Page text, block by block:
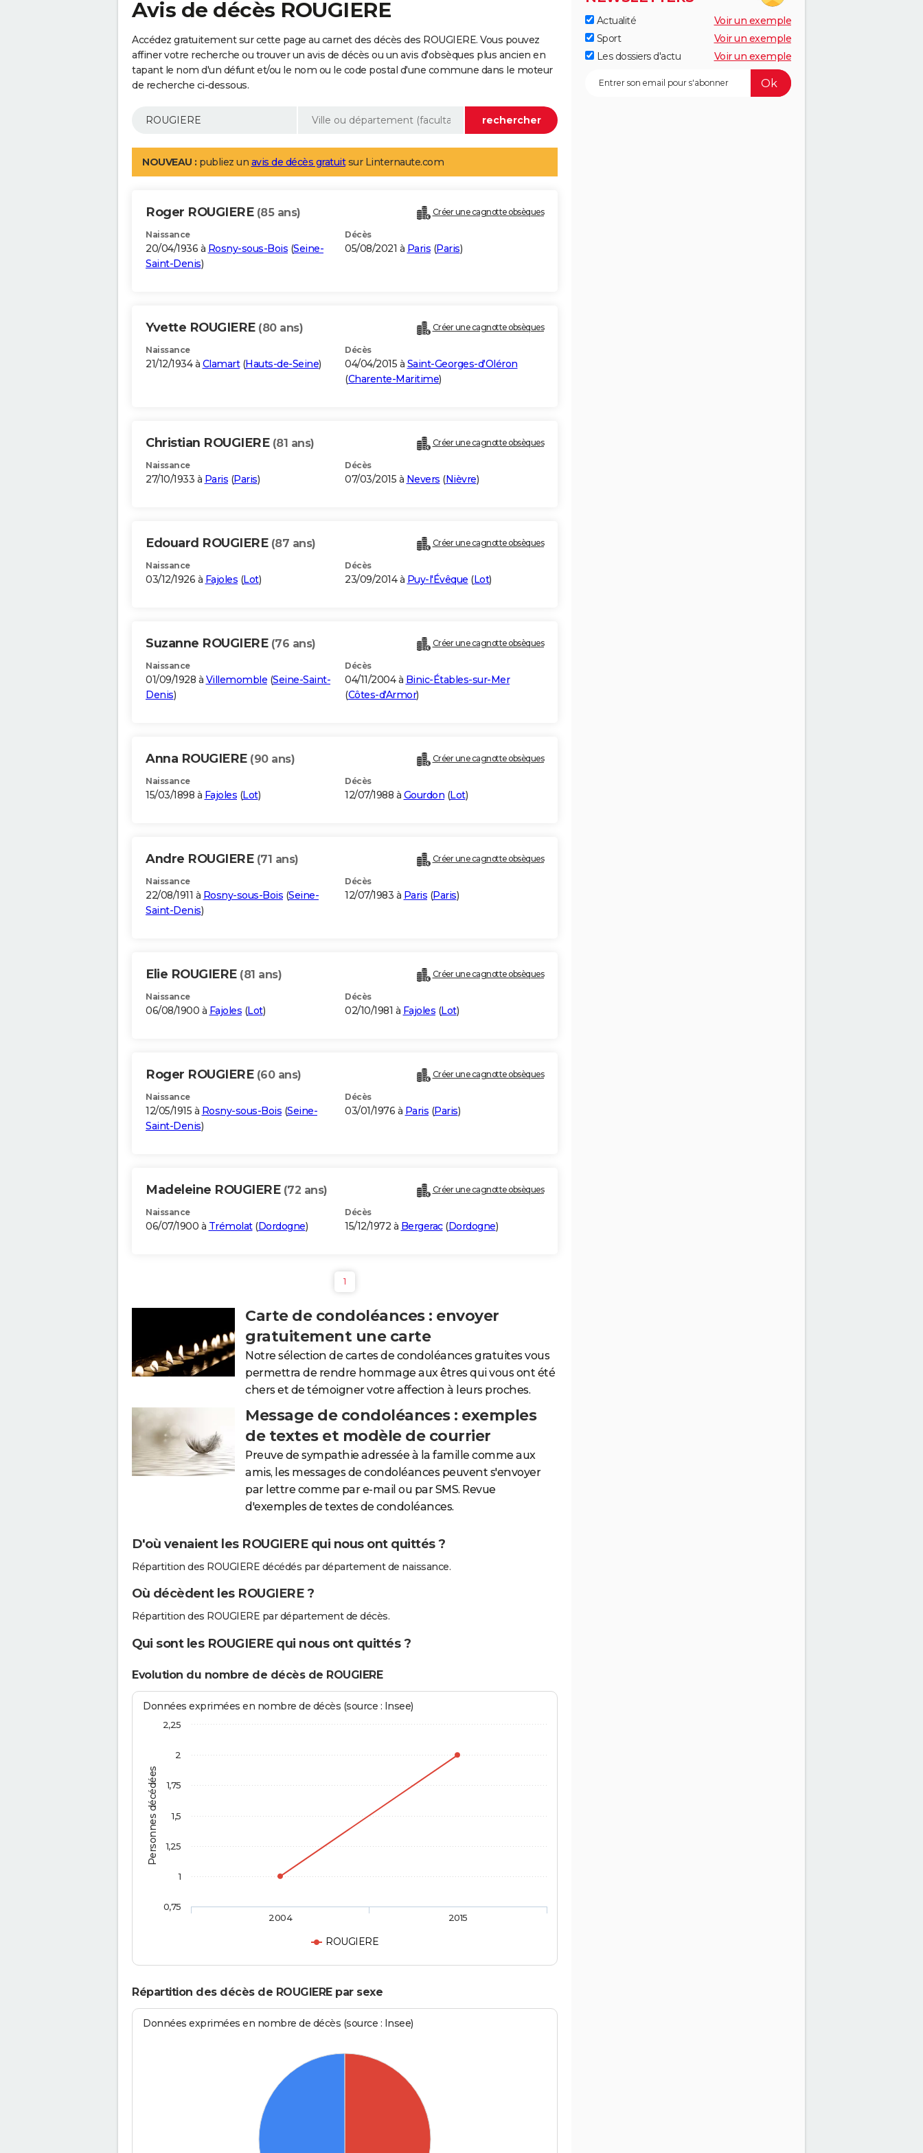
Avis de décès ROUGIERE
Accédez gratuitement sur cette page au carnet des décès des ROUGIERE. Vous pouvez
affiner votre recherche ou trouver un avis de décès ou un avis d'obsèques plus ancien en
tapant le nom d'un défunt et/ou le nom ou le code postal d'une commune dans le moteur
de recherche ci-dessous.
NOUVEAU : publiez un avis de décès gratuitsur Linternaute.com
Roger ROUGIERE (85 ans) Créer une cagnotte obsèques
Naissance
20/04/1936 à Rosny-sous-Bois (Seine-
Saint-Denis)
Décès
05/08/2021 à Paris (Paris)
Yvette ROUGIERE (80 ans) Créer une cagnotte obsèques
Naissance
21/12/1934 à Clamart(Hauts-de-Seine)
Décès
04/04/2015 à Saint-Georges-d'Oléron
(Charente-Maritime)
Christian ROUGIERE (81 ans) Créer une cagnotte obsèques
Naissance
27/10/1933 à Paris (Paris)
Décès
07/03/2015 à Nevers (Nièvre)
Edouard ROUGIERE (87 ans) Créer une cagnotte obsèques
Naissance
03/12/1926 à Fajoles (Lot)
Décès
23/09/2014 à Puy-l'Évêque (Lot)
Suzanne ROUGIERE (76 ans) Créer une cagnotte obsèques
Naissance
01/09/1928 à Villemomble (Seine-Saint-
Denis)
Décès
04/11/2004 à Binic-Étables-sur-Mer
(Côtes-d'Armor)
Anna ROUGIERE (90 ans) Créer une cagnotte obsèques
Naissance
15/03/1898 à Fajoles (Lot)
Décès
12/07/1988 à Gourdon (Lot)
Andre ROUGIERE (71 ans) Créer une cagnotte obsèques
Naissance
22/08/1911 à Rosny-sous-Bois (Seine-
Saint-Denis)
Décès
12/07/1983 à Paris (Paris)
Elie ROUGIERE (81 ans) Créer une cagnotte obsèques
Naissance
06/08/1900 à Fajoles (Lot)
Décès
02/10/1981 à Fajoles (Lot)
Roger ROUGIERE (60 ans) Créer une cagnotte obsèques
Naissance
12/05/1915 à Rosny-sous-Bois (Seine-
Saint-Denis)
Décès
03/01/1976 à Paris (Paris)
Madeleine ROUGIERE (72 ans) Créer une cagnotte obsèques
Naissance
06/07/1900 à Trémolat(Dordogne)
Décès
15/12/1972 à Bergerac(Dordogne)
1
Carte de condoléances : envoyer
gratuitement une carte
Notre sélection de cartes de condoléances gratuites vous
permettra de rendre hommage aux êtres qui vous ont été
chers et de témoigner votre affection à leurs proches.
Message de condoléances : exemples
de textes et modèle de courrier
Preuve de sympathie adressée à la famille comme aux
amis, les messages de condoléances peuvent s'envoyer
par lettre comme par e-mail ou par SMS. Revue
d'exemples de textes de condoléances.
D'où venaient les ROUGIERE qui nous ont quittés ?
Répartition des ROUGIERE décédés par département de naissance.
Où décèdent les ROUGIERE ?
Répartition des ROUGIERE par département de décès.
Qui sont les ROUGIERE qui nous ont quittés ?
Evolution du nombre de décès de ROUGIERE
Personnes décédées
Données exprimées en nombre de décès (source : Insee)
ROUGIERE
2004 2015
0,75
1
1,25
1,5
1,75
2
2,25
Répartition des décès de ROUGIERE par sexe
Données exprimées en nombre de décès (source : Insee)
Actualité
Voir un exemple
Sport
Voir un exemple
Les dossiers d'actu
Voir un exemple